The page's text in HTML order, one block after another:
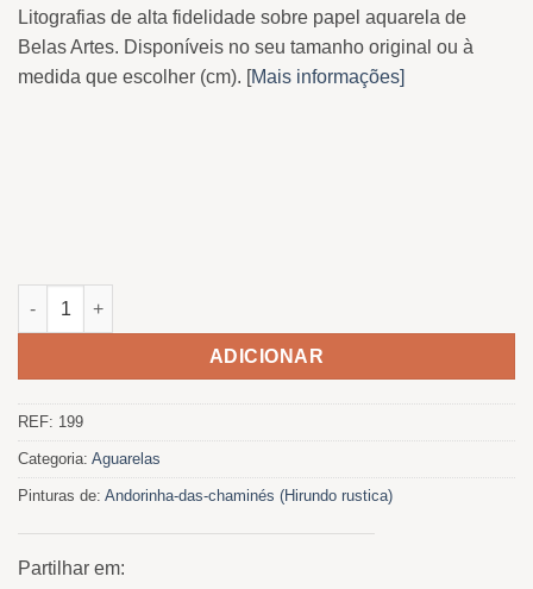
Litografias de alta fidelidade sobre papel aquarela de
Belas Artes. Disponíveis no seu tamanho original ou à
medida que escolher (cm). [Mais informações]
Quantidade de Golondrina Comun acicalandose
ADICIONAR
REF: 199
Categoria: Aguarelas
Pinturas de: Andorinha-das-chaminés (Hirundo rustica)
Partilhar em: